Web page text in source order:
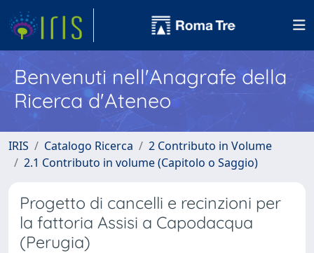
Benvenuti nell'Anagrafe della
Ricerca d'Ateneo
IRIS Catalogo Ricerca
2 Contributo in Volume
2.1 Contributo in volume (Capitolo o Saggio)
Progetto di cancelli e recinzioni per
la fattoria Assisi a Capodacqua
(Perugia)